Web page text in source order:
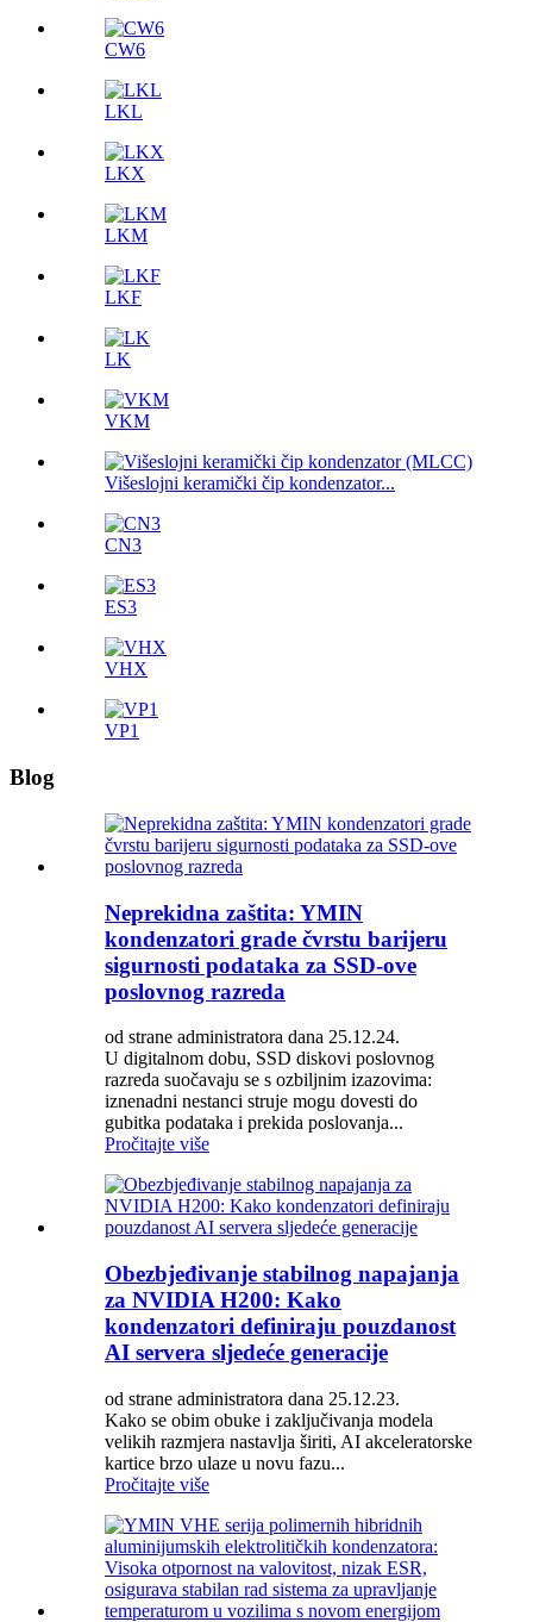
CW6
LKL
LKX
LKM
LKF
LK
VKM
Višeslojni keramički čip kondenzator...
CN3
ES3
VHX
VP1
Blog
Neprekidna zaštita: YMIN
kondenzatori grade čvrstu barijeru
sigurnosti podataka za SSD-ove
poslovnog razreda
od strane administratora dana 25.12.24.
U digitalnom dobu, SSD diskovi poslovnog
razreda suočavaju se s ozbiljnim izazovima:
iznenadni nestanci struje mogu dovesti do
gubitka podataka i prekida poslovanja...
Pročitajte više
Obezbjeđivanje stabilnog napajanja
za NVIDIA H200: Kako
kondenzatori definiraju pouzdanost
AI servera sljedeće generacije
od strane administratora dana 25.12.23.
Kako se obim obuke i zaključivanja modela
velikih razmjera nastavlja širiti, AI akceleratorske
kartice brzo ulaze u novu fazu...
Pročitajte više